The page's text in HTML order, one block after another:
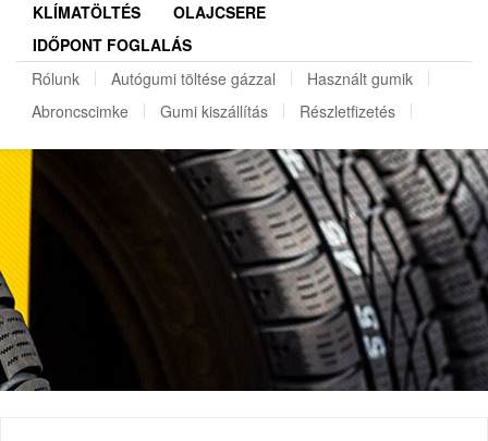
REGISZTRÁCIÓ
KLÍMATÖLTÉS
OLAJCSERE
IDŐPONT FOGLALÁS
Rólunk
Autógumi töltése gázzal
Használt gumik
Abroncscimke
Gumi kiszállítás Részletfizetés